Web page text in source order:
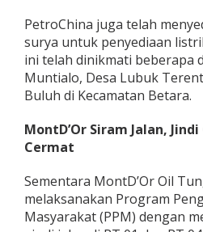
PetroChina juga telah
surya untuk penyediaan
ini telah dinikmati beberapa
Muntialo, Desa Lubuk
Buluh di Kecamatan Betara.
MontD’Or Siram Jalan,
Cermat
Sementara MontD’Or Oil
melaksanakan Program
Masyarakat (PPM) dengan